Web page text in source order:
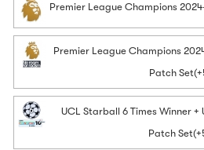
Premier League Champions
Premier League Champions
Patch
UCL Starball 6 Times Winner +
Patch